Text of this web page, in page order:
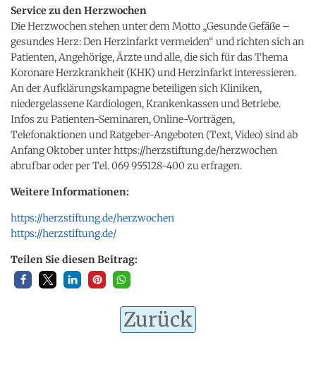
Service zu den Herzwochen
Die Herzwochen stehen unter dem Motto „Gesunde Gefäße –
gesundes Herz: Den Herzinfarkt vermeiden“ und richten sich an
Patienten, Angehörige, Ärzte und alle, die sich für das Thema
Koronare Herzkrankheit (KHK) und Herzinfarkt interessieren.
An der Aufklärungskampagne beteiligen sich Kliniken,
niedergelassene Kardiologen, Krankenkassen und Betriebe.
Infos zu Patienten-Seminaren, Online-Vorträgen,
Telefonaktionen und Ratgeber-Angeboten (Text, Video) sind ab
Anfang Oktober unter https://herzstiftung.de/herzwochen
abrufbar oder per Tel. 069 955128-400 zu erfragen.
Weitere Informationen:
https://herzstiftung.de/herzwochen
https://herzstiftung.de/
Teilen Sie diesen Beitrag:
Zurück